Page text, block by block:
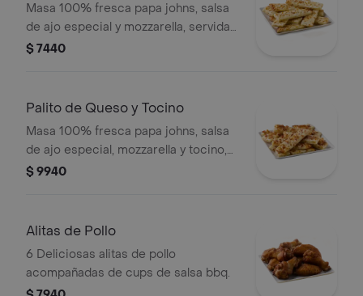
Masa 100% fresca papa johns, salsa
de ajo especial y mozzarella, servida
$ 7440
Palito de Queso y Tocino
Masa 100% fresca papa johns, salsa
de ajo especial, mozzarella y tocino,
servida con salsa de pizza y salsa de
$ 9940
Alitas de Pollo
6 Deliciosas alitas de pollo
acompañadas de cups de salsa bbq.